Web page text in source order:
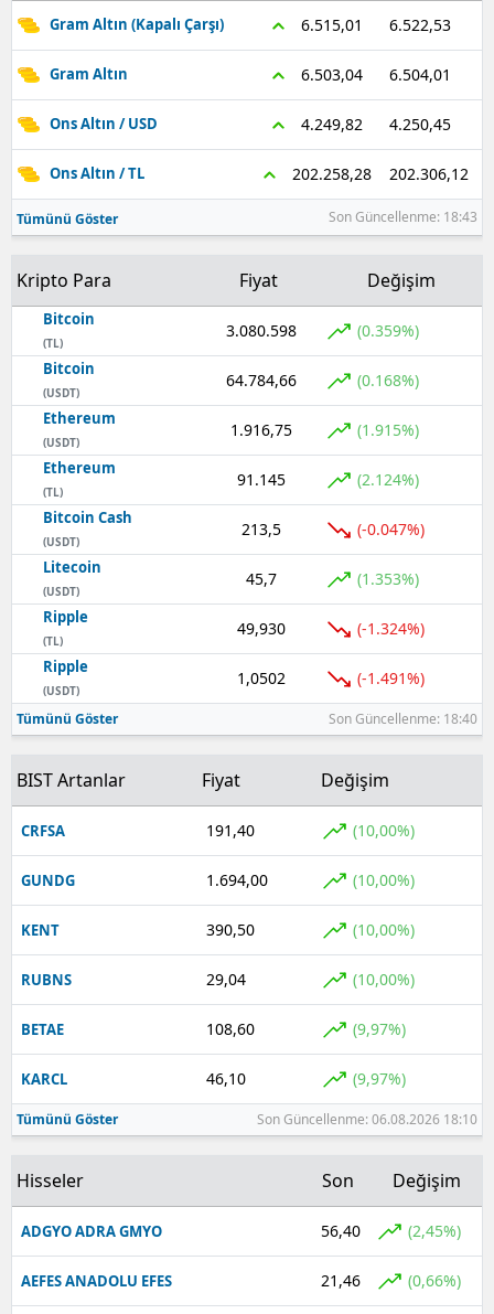
Gram Altın (Kapalı Çarşı) 6.515,01 6.522,53
Gram Altın 6.503,04 6.504,01
Ons Altın / USD 4.249,82 4.250,45
Ons Altın / TL 202.258,28 202.306,12
Tümünü Göster Son Güncellenme: 18:43
Kripto Para Fiyat Değişim
Bitcoin
(TL)
3.080.598 (0.359%)
Bitcoin
(USDT)
64.784,66 (0.168%)
Ethereum
(USDT)
1.916,75 (1.915%)
Ethereum
(TL)
91.145 (2.124%)
Bitcoin Cash
(USDT)
213,5 (-0.047%)
Litecoin
(USDT)
45,7 (1.353%)
Ripple
(TL)
49,930 (-1.324%)
Ripple
(USDT)
1,0502 (-1.491%)
Tümünü Göster Son Güncellenme: 18:40
BIST Artanlar Fiyat Değişim
CRFSA 191,40 (10,00%)
GUNDG 1.694,00 (10,00%)
KENT 390,50 (10,00%)
RUBNS 29,04 (10,00%)
BETAE 108,60 (9,97%)
KARCL 46,10 (9,97%)
Tümünü Göster Son Güncellenme: 06.08.2026 18:10
Hisseler Son Değişim
ADGYO ADRA GMYO 56,40 (2,45%)
AEFES ANADOLU EFES 21,46 (0,66%)